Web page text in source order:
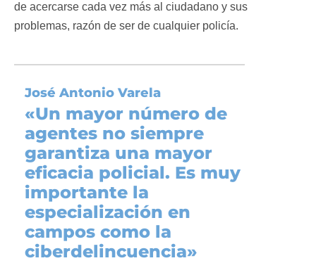
de acercarse cada vez más al ciudadano y sus
problemas, razón de ser de cualquier policía.
José Antonio Varela
«Un mayor número de
agentes no siempre
garantiza una mayor
eficacia policial. Es muy
importante la
especialización en
campos como la
ciberdelincuencia»